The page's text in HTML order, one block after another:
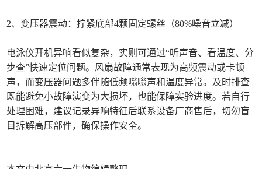
2、变压器震动：拧紧底部4颗固定螺丝（80%噪音立减）
电泳仪开机异响看似复杂，实则可通过“听声音、看温度、分
步查”快速定位问题。风扇故障通常表现为高频震动或卡顿
声，而变压器问题多伴随低频嗡嗡声和温度异常。及时排查
既能避免小故障演变为大损坏，也能保障实验进度。若自行
处理困难，建议记录异响特征后联系设备厂商售后，切勿盲
目拆解高压部件，确保操作安全。